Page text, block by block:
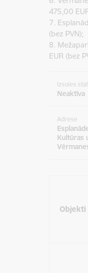
475,00
7.
(bez PVN);
8.
EUR (bez
Izsoles
Neaktīva
Adrese
Kultūras
Objekti